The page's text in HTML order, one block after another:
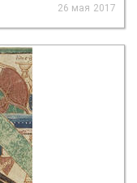
26 мая 2017